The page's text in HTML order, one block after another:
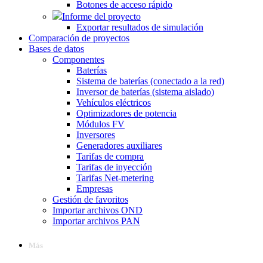
Botones de acceso rápido
Informe del proyecto
Exportar resultados de simulación
Comparación de proyectos
Bases de datos
Componentes
Baterías
Sistema de baterías (conectado a la red)
Inversor de baterías (sistema aislado)
Vehículos eléctricos
Optimizadores de potencia
Módulos FV
Inversores
Generadores auxiliares
Tarifas de compra
Tarifas de inyección
Tarifas Net-metering
Empresas
Gestión de favoritos
Importar archivos OND
Importar archivos PAN
Más